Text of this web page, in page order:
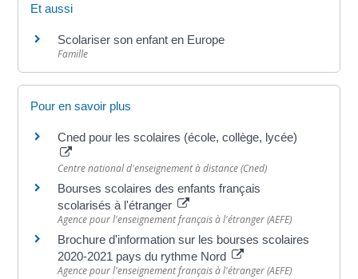
Et aussi
Scolariser son enfant en Europe
Famille
Pour en savoir plus
Cned pour les scolaires (école, collège, lycée)
Centre national d'enseignement à distance (Cned)
Bourses scolaires des enfants français
scolarisés à l'étranger
Agence pour l'enseignement français à l'étranger (AEFE)
Brochure d'information sur les bourses scolaires
2020-2021 pays du rythme Nord
Agence pour l'enseignement français à l'étranger (AEFE)